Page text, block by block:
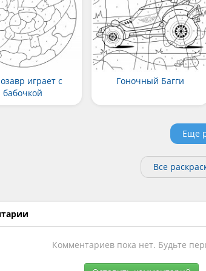
играет с
бабочкой
Гоночный Багги
Еще
Все
Комментариев пока нет. Будьте